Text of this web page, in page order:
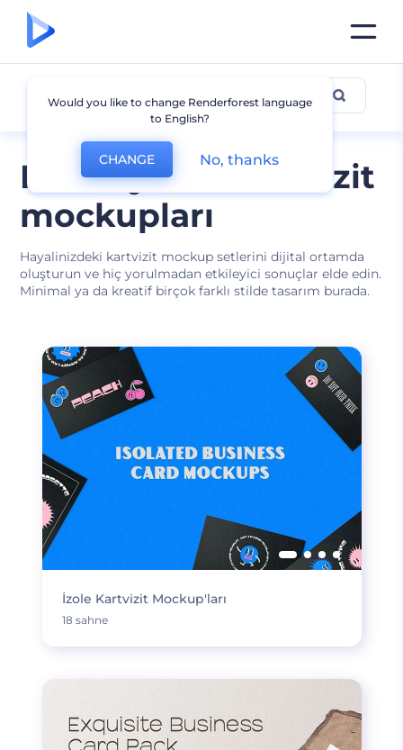
Profesyonel kartvizit
mockupları
Hayalinizdeki kartvizit mockup setlerini dijital ortamda
oluşturun ve hiç yorulmadan etkileyici sonuçlar elde edin.
Minimal ya da kreatif birçok farklı stilde tasarım burada.
Kartvizit Mockup
İzole Kartvizit Mockup'ları
18 sahne
Would you like to change Renderforest language
to English?
CHANGE No, thanks